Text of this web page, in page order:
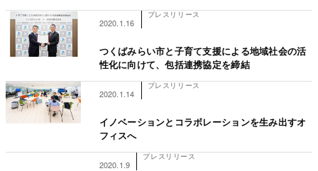
2020.1.16
プレスリリース
つくばみらい市と子育て支援による地域社会の活
性化に向けて、包括連携協定を締結
2020.1.14
プレスリリース
イノベーションとコラボレーションを生み出すオ
フィスへ
2020.1.9
プレスリリース